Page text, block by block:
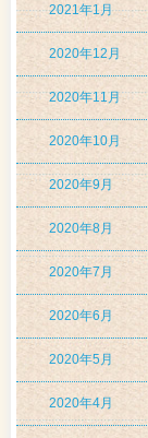
2021年1月
2020年12月
2020年11月
2020年10月
2020年9月
2020年8月
2020年7月
2020年6月
2020年5月
2020年4月